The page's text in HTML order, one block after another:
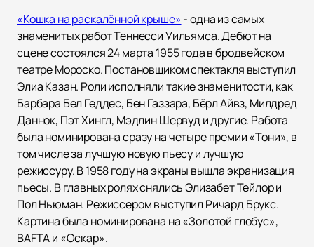
«Кошка на раскалённой крыше»- одна из самых
знаменитых работ Теннесси Уильямса. Дебют на
сцене состоялся 24 марта 1955 года в бродвейском
театре Мороско. Постановщиком спектакля выступил
Элиа Казан. Роли исполняли такие знаменитости, как
Барбара Бел Геддес, Бен Газзара, Бёрл Айвз, Милдред
Даннок, Пэт Хингл, Мэдлин Шервуд и другие. Работа
была номинирована сразу на четыре премии «Тони», в
том числе за лучшую новую пьесу и лучшую
режиссуру. В 1958 году на экраны вышла экранизация
пьесы. В главных ролях снялись Элизабет Тейлор и
Пол Ньюман. Режиссером выступил Ричард Брукс.
Картина была номинирована на «Золотой глобус»,
BAFTA и «Оскар».